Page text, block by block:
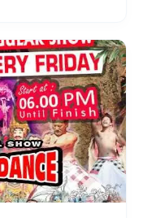
sejuta keindahan
dan
adalah
seru dan hemat